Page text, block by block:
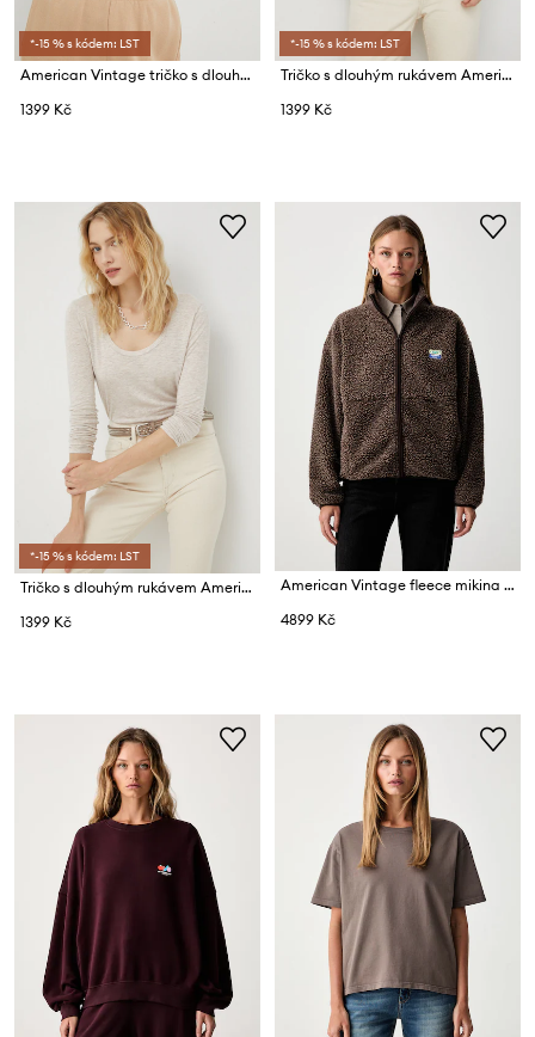
*-15 % s kódem: LST
American Vintage tričko s dlouhým rukávem dámské bavlněné T-SHIRT ML COL ROULE
1399 Kč
*-15 % s kódem: LST
Tričko s dlouhým rukávem American Vintage
1399 Kč
*-15 % s kódem: LST
Tričko s dlouhým rukávem American Vintage
1399 Kč
American Vintage fleece mikina dámská
4899 Kč